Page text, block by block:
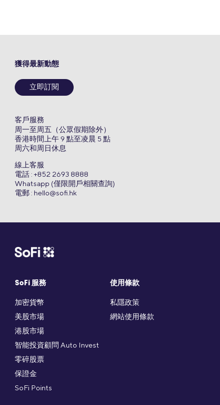
SoFi 服務
加密貨幣
美股市場
港股市場
智能投資顧問 Auto Invest
零碎股票
保證金
SoFi Points
使用條款
私隱政策
網站使用條款
獲得最新動態
立即訂閱
客戶服務
周一至周五（公眾假期除外）
香港時間上午 9 點至凌晨 5 點
周六和周日休息
線上客服
電話 : +852 2693 8888
Whatsapp (僅限開戶相關查詢)
電郵 : hello@sofi.hk